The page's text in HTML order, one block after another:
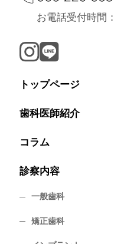
お電話受付時間
トップページ
歯科医師紹介
コラム
診察内容
一般歯科
矯正歯科